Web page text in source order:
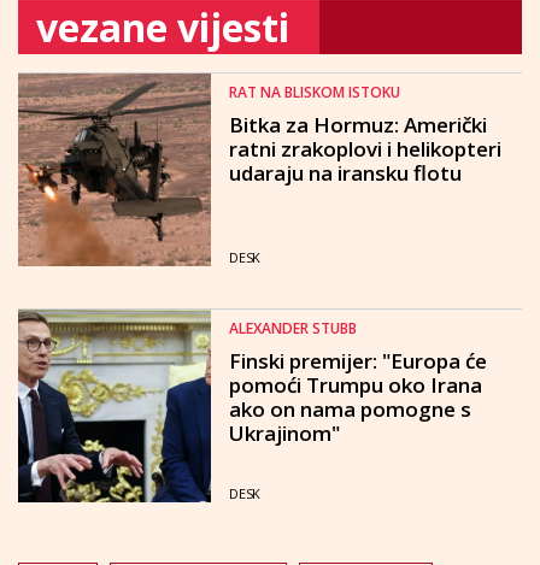
vezane vijesti
RAT NA BLISKOM ISTOKU
Bitka za Hormuz: Američki
ratni zrakoplovi i helikopteri
udaraju na iransku flotu
DESK
ALEXANDER STUBB
Finski premijer: "Europa će
pomoći Trumpu oko Irana
ako on nama pomogne s
Ukrajinom"
DESK